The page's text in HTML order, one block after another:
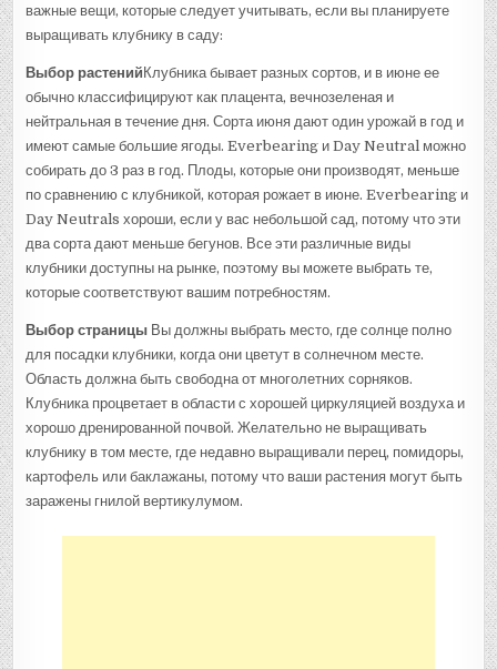
важные вещи, которые следует учитывать, если вы планируете
выращивать клубнику в саду:
Выбор растенийКлубника бывает разных сортов, и в июне ее
обычно классифицируют как плацента, вечнозеленая и
нейтральная в течение дня. Сорта июня дают один урожай в год и
имеют самые большие ягоды. Everbearing и Day Neutral можно
собирать до 3 раз в год. Плоды, которые они производят, меньше
по сравнению с клубникой, которая рожает в июне. Everbearing и
Day Neutrals хороши, если у вас небольшой сад, потому что эти
два сорта дают меньше бегунов. Все эти различные виды
клубники доступны на рынке, поэтому вы можете выбрать те,
которые соответствуют вашим потребностям.
Выбор страницы Вы должны выбрать место, где солнце полно
для посадки клубники, когда они цветут в солнечном месте.
Область должна быть свободна от многолетних сорняков.
Клубника процветает в области с хорошей циркуляцией воздуха и
хорошо дренированной почвой. Желательно не выращивать
клубнику в том месте, где недавно выращивали перец, помидоры,
картофель или баклажаны, потому что ваши растения могут быть
заражены гнилой вертикулумом.